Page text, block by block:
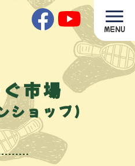
市場
ショップ）
MENU